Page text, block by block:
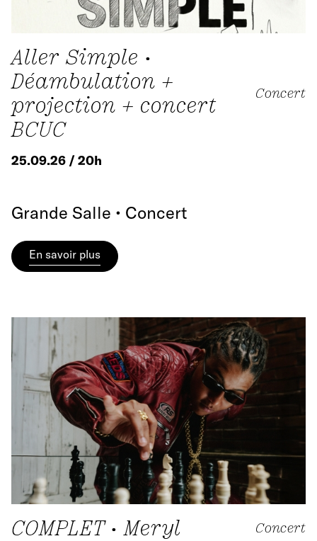
Aller Simple •
Déambulation +
projection + concert
BCUC
Concert
25.09.26 / 20h
Grande Salle • Concert
En savoir plus
COMPLET • Meryl Concert